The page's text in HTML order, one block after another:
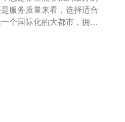
服务质量来看，选择适合
个国际化的大都市，拥有
详尽的攻略，帮助您在众